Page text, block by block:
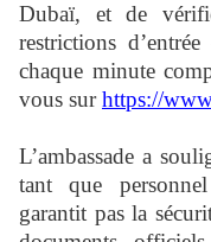
Dubaï, et de
restrictions
chaque minute
vous surhttps://
L’ambassade a
tant que
garantit pas la